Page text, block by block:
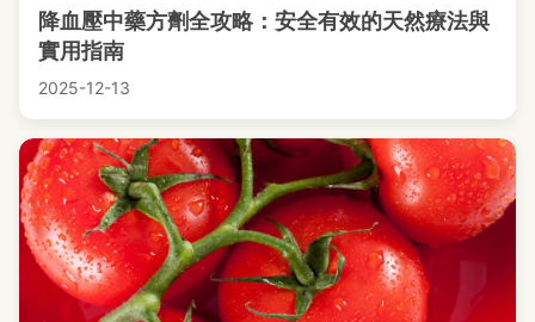
降血壓中藥方劑全攻略：安全有效的天然療法與
實用指南
2025-12-13